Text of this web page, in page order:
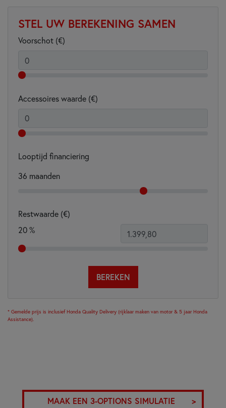
STEL UW BEREKENING SAMEN
Voorschot (€)
Accessoires waarde (€)
Looptijd financiering
36 maanden
Restwaarde (€)
20%
BEREKEN
* Gemelde prijs is inclusief Honda Quality Delivery (rijklaar maken van motor & 5 jaar Honda
Assistance).
MAAK EEN 3-OPTIONS SIMULATIE >